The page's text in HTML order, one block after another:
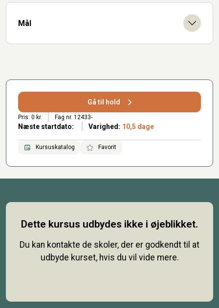
Mål
Gå til hold
Pris: 0 kr. Fag nr. 12433-
Næste startdato: Varighed: 10,5 dage
Kursuskatalog Favorit
Dette kursus udbydes ikke i øjeblikket.
Du kan kontakte de skoler, der er godkendt til at
udbyde kurset, hvis du vil vide mere.